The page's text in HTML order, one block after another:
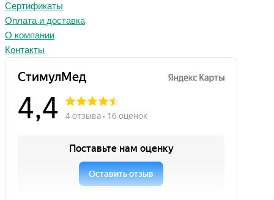
Сертификаты
Оплата и доставка
О компании
Контакты